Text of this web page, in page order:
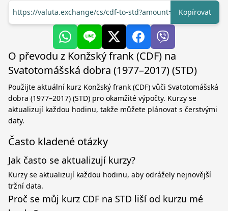
https://valuta.exchange/cs/cdf-to-std?amount=1
Kopírovat
O převodu z Konžský frank (CDF) na
Svatotomášská dobra (1977–2017) (STD)
Použijte aktuální kurz Konžský frank (CDF) vůči Svatotomášská
dobra (1977–2017) (STD) pro okamžité výpočty. Kurzy se
aktualizují každou hodinu, takže můžete plánovat s čerstvými
daty.
Často kladené otázky
Jak často se aktualizují kurzy?
Kurzy se aktualizují každou hodinu, aby odrážely nejnovější
tržní data.
Proč se můj kurz CDF na STD liší od kurzu mé